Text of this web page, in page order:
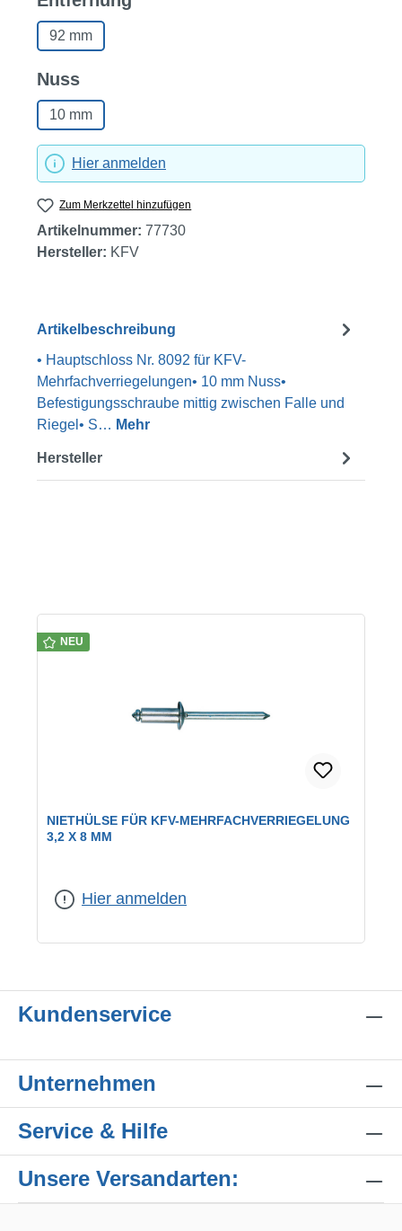
92 mm
Nussauswählen
10 mm
Hier anmelden
Zum Merkzettel hinzufügen
Artikelnummer: 77730
Hersteller: KFV
Artikelbeschreibung
• Hauptschloss Nr. 8092 für KFV-
Mehrfachverriegelungen• 10 mm Nuss•
Befestigungsschraube mittig zwischen Falle und
Riegel• S… Mehr
Hersteller
NEU
NIETHÜLSE FÜR KFV-MEHRFACHVERRIEGELUNG
3,2 X 8 MM
Hier anmelden
Kundenservice
Unternehmen
Service & Hilfe
Unsere Versandarten: